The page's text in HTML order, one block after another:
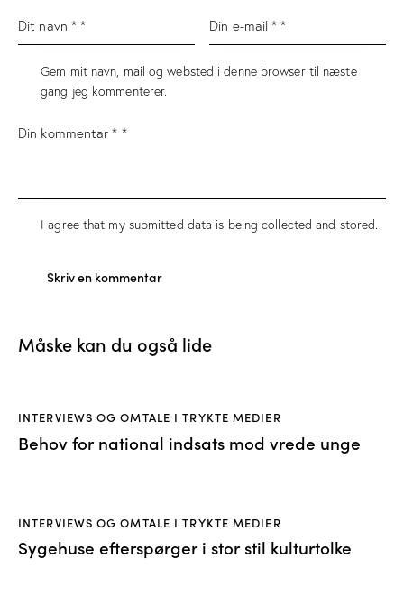
Gem mit navn, mail og websted i denne browser til næste
gang jeg kommenterer.
I agree that my submitted data is beingcollected and stored.
Måske kan du også lide
INTERVIEWS OG OMTALE I TRYKTE MEDIER
Behov for national indsats mod vrede unge
INTERVIEWS OG OMTALE I TRYKTE MEDIER
Sygehuse efterspørger i stor stil kulturtolke